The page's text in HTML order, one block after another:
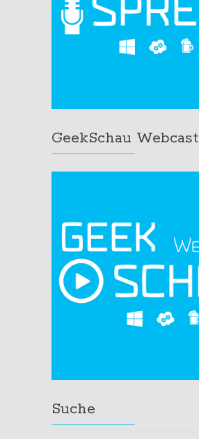
GeekSchau Webcast
Suche